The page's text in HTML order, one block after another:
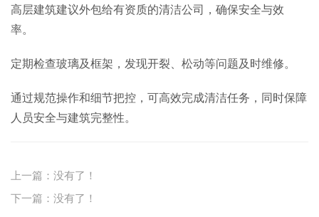
高层建筑建议外包给有资质的清洁公司，确保安全与效
率。
定期检查玻璃及框架，发现开裂、松动等问题及时维修。
通过规范操作和细节把控，可高效完成清洁任务，同时保障
人员安全与建筑完整性。
上一篇：没有了！
下一篇：没有了！